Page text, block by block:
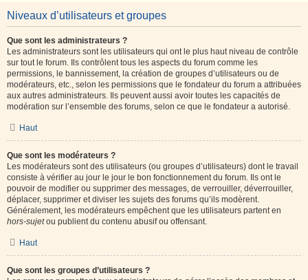
Niveaux d’utilisateurs et groupes
Que sont les administrateurs ?
Les administrateurs sont les utilisateurs qui ont le plus haut niveau de contrôle
sur tout le forum. Ils contrôlent tous les aspects du forum comme les
permissions, le bannissement, la création de groupes d’utilisateurs ou de
modérateurs, etc., selon les permissions que le fondateur du forum a attribuées
aux autres administrateurs. Ils peuvent aussi avoir toutes les capacités de
modération sur l’ensemble des forums, selon ce que le fondateur a autorisé.
Haut
Que sont les modérateurs ?
Les modérateurs sont des utilisateurs (ou groupes d’utilisateurs) dont le travail
consiste à vérifier au jour le jour le bon fonctionnement du forum. Ils ont le
pouvoir de modifier ou supprimer des messages, de verrouiller, déverrouiller,
déplacer, supprimer et diviser les sujets des forums qu’ils modèrent.
Généralement, les modérateurs empêchent que les utilisateurs partent en
hors-sujetou publient du contenu abusif ou offensant.
Haut
Que sont les groupes d’utilisateurs ?